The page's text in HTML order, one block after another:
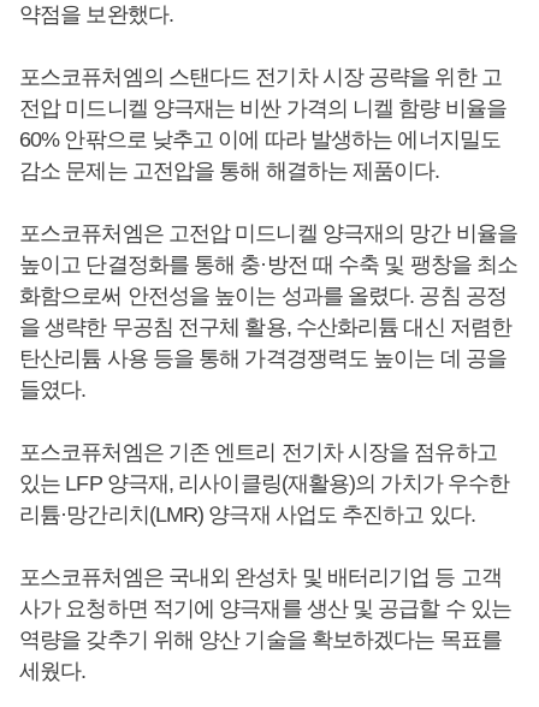
약점을 보완했다.
포스코퓨처엠의 스탠다드 전기차 시장 공략을 위한 고
전압 미드니켈 양극재는 비싼 가격의 니켈 함량 비율을
60% 안팎으로 낮추고 이에 따라 발생하는 에너지밀도
감소 문제는 고전압을 통해 해결하는 제품이다.
포스코퓨처엠은 고전압 미드니켈 양극재의 망간 비율을
높이고 단결정화를 통해 충·방전 때 수축 및 팽창을 최소
화함으로써 안전성을 높이는 성과를 올렸다. 공침 공정
을 생략한 무공침 전구체 활용, 수산화리튬 대신 저렴한
탄산리튬 사용 등을 통해 가격경쟁력도 높이는 데 공을
들였다.
포스코퓨처엠은 기존 엔트리 전기차 시장을 점유하고
있는 LFP 양극재, 리사이클링(재활용)의 가치가 우수한
리튬·망간리치(LMR) 양극재 사업도 추진하고 있다.
포스코퓨처엠은 국내외 완성차 및 배터리기업 등 고객
사가 요청하면 적기에 양극재를 생산 및 공급할 수 있는
역량을 갖추기 위해 양산 기술을 확보하겠다는 목표를
세웠다.